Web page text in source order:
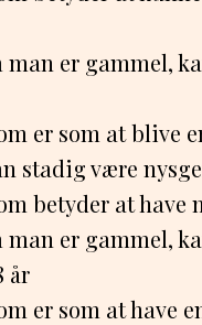
man er gammel,
er som at blive
stadig være
betyder at have
man er gammel,
år
er som at have